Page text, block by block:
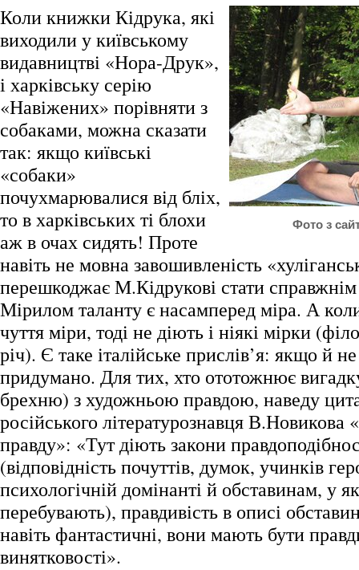
Фото з
Коли книжки Кідрука, які
виходили у київському
видавництві «Нора-Друк»,
і харківську серію
«Навіжених» порівняти з
собаками, можна сказати
так: якщо київські
«собаки»
почухмарювалися від бліх,
то в харківських ті блохи
аж в очах сидять! Проте
навіть не мовна завошивленість
перешкоджає М.Кідрукові стати
Мірилом таланту є насамперед міра. А
чуття міри, тоді не діють і ніякі мірки
річ). Є таке італійське прислів’я: якщо й
придумано. Для тих, хто ототожнює
брехню) з художньою правдою, наведу
російського літературознавця
правду»: «Тут діють закони
(відповідність почуттів, думок, учинків
психологічній домінанті й обставинам, у
перебувають), правдивість в описі
навіть фантастичні, вони мають бути
винятковості».